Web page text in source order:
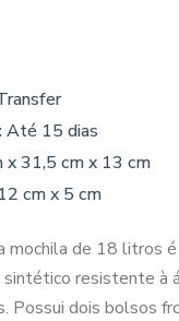
Até 15 dias
x 31,5 cm x 13 cm
cm x 5 cm
mochila de 18 litros
sintético resistente à
Possui dois bolsos